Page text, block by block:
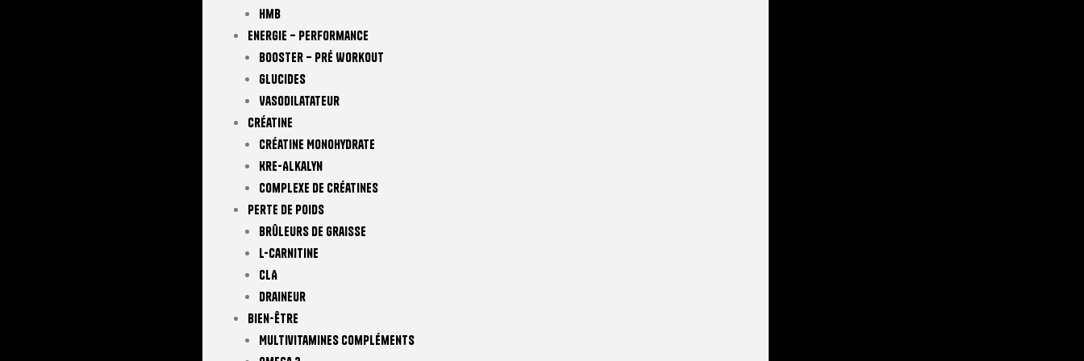
Hmb
Energie – Performance
Booster – Pré Workout
Glucides
Vasodilatateur
Créatine
Créatine Monohydrate
Kre-Alkalyn
Complexe De Créatines
Perte De Poids
Brûleurs De Graisse
L-Carnitine
CLA
Draineur
Bien-Être
Multivitamines Compléments